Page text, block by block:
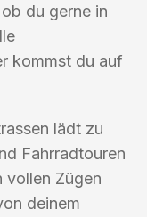
du gerne in
kommst du auf
lädt zu
Fahrradtouren
vollen Zügen
deinem